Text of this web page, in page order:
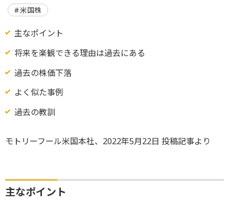
米国株
主なポイント
将来を楽観できる理由は過去にある
過去の株価下落
よく似た事例
過去の教訓
モトリーフール米国本社、2022年5月22日 投稿記事より
主なポイント